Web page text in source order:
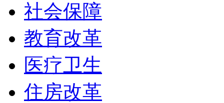
社会保障
教育改革
医疗卫生
住房改革